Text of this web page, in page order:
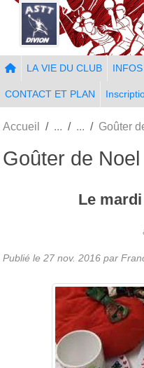
LA VIE DU CLUB
CONTACT ET PLAN
Accueil Goûter
Goûter de Noel
Le mardi
Publié le 27 nov. 2016 par
Panneau de gestion des